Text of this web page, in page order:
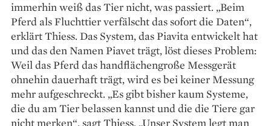
immerhin weiß das Tier nicht, was passiert. „Beim
Pferd als Fluchttier verfälscht das sofort die Daten“,
erklärt Thiess. Das System, das Piavita entwickelt hat
und das den Namen Piavet trägt, löst dieses Problem:
Weil das Pferd das handflächengroße Messgerät
ohnehin dauerhaft trägt, wird es bei keiner Messung
mehr aufgeschreckt. „Es gibt bisher kaum Systeme,
die du am Tier belassen kannst und die die Tiere gar
nicht ­merken“, sagt Thiess. „Unser System legt man